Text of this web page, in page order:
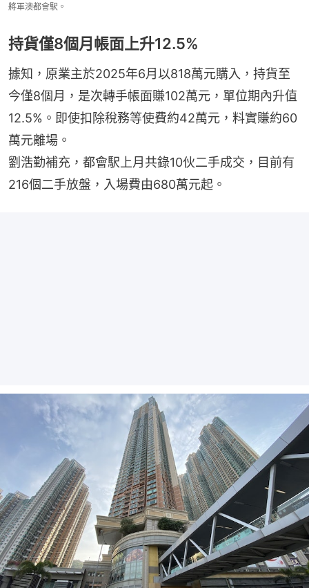
將軍澳都會駅。
持貨僅8個月帳面上升12.5%
據知，原業主於2025年6月以818萬元購入，持貨至
今僅8個月，是次轉手帳面賺102萬元，單位期內升值
12.5%。即使扣除稅務等使費約42萬元，料實賺約60
萬元離場。
劉浩勤補充，都會駅上月共錄10伙二手成交，目前有
216個二手放盤，入場費由680萬元起。